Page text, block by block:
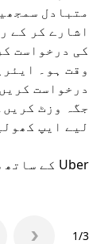
اشارے کر کے
کی درخواست
وقت ہو۔
درخواست
جگہ وزٹ
لیے ایپ
Uber کے ساتھ سواری کی درخواست کریں
1/3